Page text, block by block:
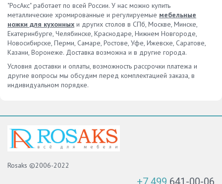
"РосАкс" работает по всей России. У нас можно купить
металлические хромированные и регулируемые мебельные
ножки для кухонных и других столов в СПб, Москве, Минске,
Екатеринбурге, Челябинске, Краснодаре, Нижнем Новгороде,
Новосибирске, Перми, Самаре, Ростове, Уфе, Ижевске, Саратове,
Казани, Воронеже. Доставка возможна и в другие города.
Условия доставки и оплаты, возможность рассрочки платежа и
другие вопросы мы обсудим перед комплектацией заказа, в
индивидуальном порядке.
Rosaks ©2006-2022
+7 499 641-00-06